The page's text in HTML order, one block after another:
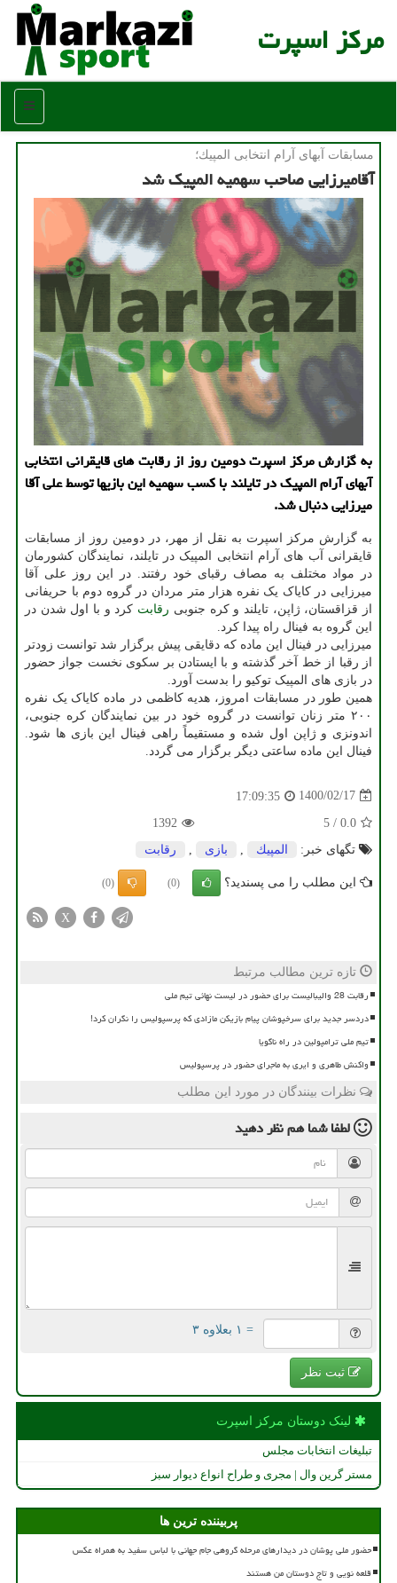
مركز اسپرت
منو
مسابقات آبهای آرام انتخابی المپیك؛
آقامیرزایی صاحب سهمیه المپیك شد
به گزارش مرکز اسپرت دومین روز از رقابت های قایقرانی انتخابی
آبهای آرام المپیک در تایلند با کسب سهمیه این بازیها توسط علی آقا
میرزایی دنبال شد.
به گزارش مرکز اسپرت به نقل از مهر، در دومین روز از مسابقات
قایقرانی آب های آرام انتخابی المپیک در تایلند، نمایندگان کشورمان
در مواد مختلف به مصاف رقبای خود رفتند. در این روز علی آقا
میرزایی در کایاک یک نفره هزار متر مردان در گروه دوم با حریفانی
از قزاقستان، ژاپن، تایلند و کره جنوبی رقابت کرد و با اول شدن در
این گروه به فینال راه پیدا کرد.
میرزایی در فینال این ماده که دقایقی پیش برگزار شد توانست زودتر
از رقبا از خط آخر گذشته و با ایستادن بر سکوی نخست جواز حضور
در بازی های المپیک توکیو را بدست آورد.
همین طور در مسابقات امروز، هدیه کاظمی در ماده کایاک یک نفره
۲۰۰ متر زنان توانست در گروه خود در بین نمایندگان کره جنوبی،
اندونزی و ژاپن اول شده و مستقیماً راهی فینال این بازی ها شود.
فینال این ماده ساعتی دیگر برگزار می گردد.
1400/02/17
17:09:35
0.0
/
5
1392
تگهای خبر:
المپیك بازی رقابت
این مطلب را می پسندید؟ (0)
(0)
X
تازه ترین مطالب مرتبط
رقابت 28 والیبالیست برای حضور در لیست نهائی تیم ملی
دردسر جدید برای سرخپوشان پیام بازیکن مازادی که پرسپولیس را نگران کرد!
تیم ملی ترامپولین در راه ناگویا
واکنش طاهری و ایری به ماجرای حضور در پرسپولیس
نظرات بینندگان در مورد این مطلب
لطفا شما همنظر دهید
= ۱ بعلاوه ۳
ثبت نظر
لینک دوستان مركز اسپرت
تبلیغات انتخابات مجلس
مستر گرین وال | مجری و طراح انواع دیوار سبز
پربیننده ترین ها
حضور ملی پوشان در دیدارهای مرحله گروهی جام جهانی با لباس سفید به همراه عکس
قلعه نویی و تاج دوستان من هستند